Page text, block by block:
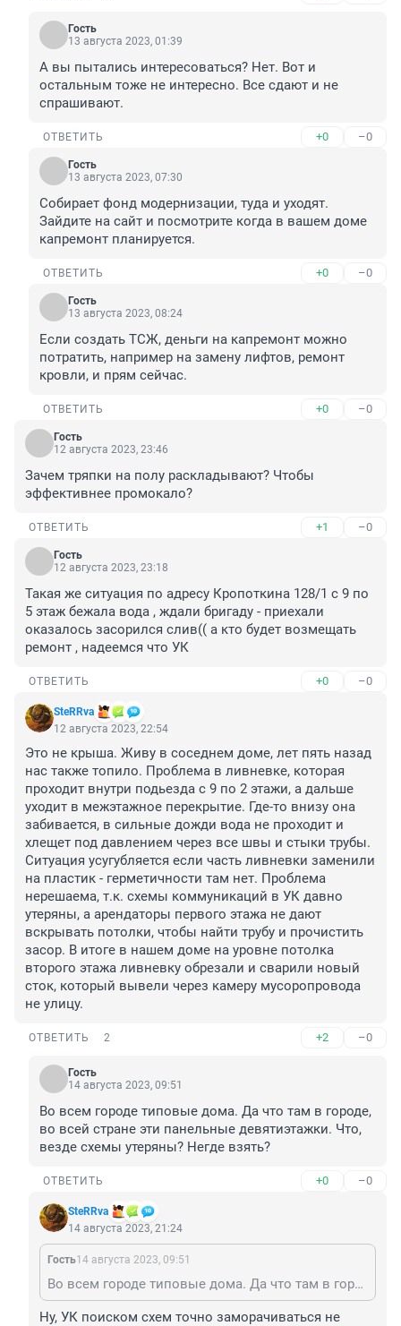
Гость
13 августа 2023, 01:39
А вы пытались интересоваться? Нет. Вот и
остальным тоже не интересно. Все сдают и не
спрашивают.
ОТВЕТИТЬ +0 –0
Гость
13 августа 2023, 07:30
Собирает фонд модернизации, туда и уходят.
Зайдите на сайт и посмотрите когда в вашем доме
капремонт планируется.
ОТВЕТИТЬ +0 –0
Гость
13 августа 2023, 08:24
Если создать ТСЖ, деньги на капремонт можно
потратить, например на замену лифтов, ремонт
кровли, и прям сейчас.
ОТВЕТИТЬ +0 –0
Гость
12 августа 2023, 23:46
Зачем тряпки на полу раскладывают? Чтобы
эффективнее промокало?
ОТВЕТИТЬ +1 –0
Гость
12 августа 2023, 23:18
Такая же ситуация по адресу Кропоткина 128/1 с 9 по
5 этаж бежала вода , ждали бригаду - приехали
оказалось засорился слив(( а кто будет возмещать
ремонт , надеемся что УК
ОТВЕТИТЬ +0 –0
SteRRva
12 августа 2023, 22:54
Это не крыша. Живу в соседнем доме, лет пять назад
нас также топило. Проблема в ливневке, которая
проходит внутри подьезда с 9 по 2 этажи, а дальше
уходит в межэтажное перекрытие. Где-то внизу она
забивается, в сильные дожди вода не проходит и
хлещет под давлением через все швы и стыки трубы.
Ситуация усугубляется если часть ливневки заменили
на пластик - герметичности там нет. Проблема
нерешаема, т.к. схемы коммуникаций в УК давно
утеряны, а арендаторы первого этажа не дают
вскрывать потолки, чтобы найти трубу и прочистить
засор. В итоге в нашем доме на уровне потолка
второго этажа ливневку обрезали и сварили новый
сток, который вывели через камеру мусоропровода
не улицу.
ОТВЕТИТЬ 2 +2 –0
Гость
14 августа 2023, 09:51
Во всем городе типовые дома. Да что там в городе,
во всей стране эти панельные девятиэтажки. Что,
везде схемы утеряны? Негде взять?
ОТВЕТИТЬ +0 –0
SteRRva
14 августа 2023, 21:24
Гость14 августа 2023, 09:51
Во всем городе типовые дома. Да что там в городе, во всей стране эти панельные девятиэтажки. Что, везде схемы утеряны? Негде взять?
Ну, УК поиском схем точно заморачиваться не